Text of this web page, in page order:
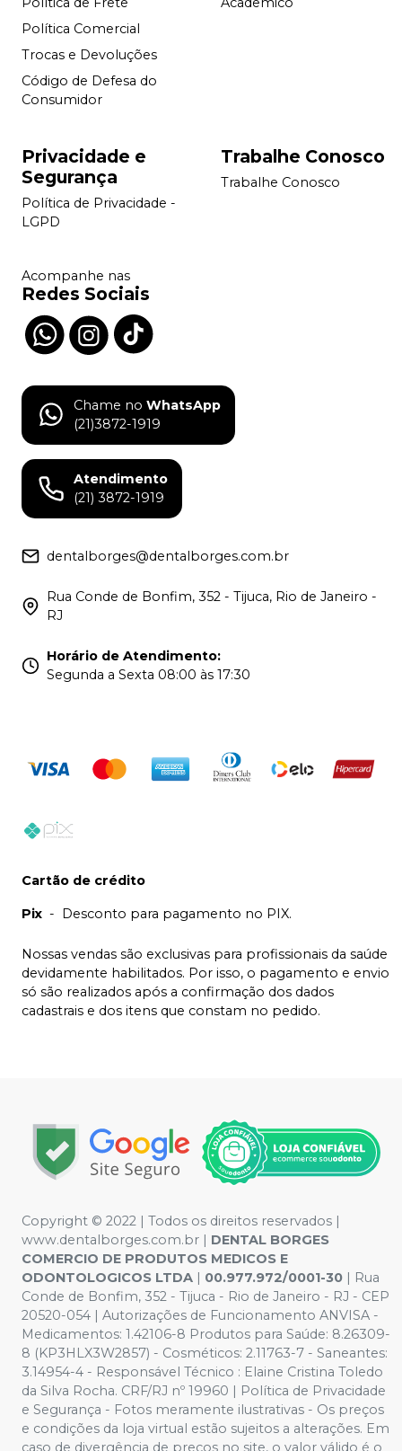
Política de Frete
Política Comercial
Trocas e Devoluções
Código de Defesa do
Consumidor
Acadêmico
Privacidade e
Segurança
Política de Privacidade -
LGPD
Trabalhe Conosco
Trabalhe Conosco
Acompanhe nas
Redes Sociais
Chame no WhatsApp
(21)3872-1919
Atendimento
(21) 3872-1919
dentalborges@dentalborges.com.br
Rua Conde de Bonfim, 352 - Tijuca, Rio de Janeiro -
RJ
Horário de Atendimento:
Segunda a Sexta 08:00 às 17:30
Cartão de crédito
Pix - Desconto para pagamento no PIX.
Nossas vendas são exclusivas para profissionais da saúde
devidamente habilitados. Por isso, o pagamento e envio
só são realizados após a confirmação dos dados
cadastrais e dos itens que constam no pedido.
Copyright © 2022 | Todos os direitos reservados |
www.dentalborges.com.br | DENTAL BORGES
COMERCIO DE PRODUTOS MEDICOS E
ODONTOLOGICOS LTDA | 00.977.972/0001-30 | Rua
Conde de Bonfim, 352 - Tijuca - Rio de Janeiro - RJ - CEP
20520-054 | Autorizações de Funcionamento ANVISA -
Medicamentos: 1.42106-8 Produtos para Saúde: 8.26309-
8 (KP3HLX3W2857) - Cosméticos: 2.11763-7 - Saneantes:
3.14954-4 - Responsável Técnico : Elaine Cristina Toledo
da Silva Rocha. CRF/RJ nº 19960 | Política de Privacidade
e Segurança - Fotos meramente ilustrativas - Os preços
e condições da loja virtual estão sujeitos a alterações. Em
caso de divergência de preços no site, o valor válido é o